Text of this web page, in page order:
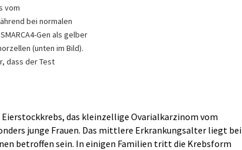
vom
bei normalen
Gen als gelber
(unten im Bild).
dass der Test
Eierstockkrebs, das kleinzellige Ovarialkarzinom vom
junge Frauen. Das mittlere Erkrankungsalter liegt bei
betroffen sein. In einigen Familien tritt die Krebsform